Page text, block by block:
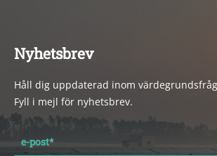
Nyhetsbrev
Håll dig uppdaterad inom
Fyll i mejl för nyhetsbrev.
e-post*